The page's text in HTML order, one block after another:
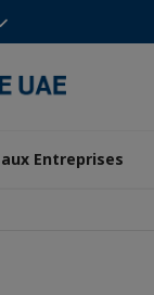
Entreprises